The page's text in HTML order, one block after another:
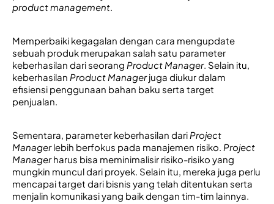
product management.
Memperbaiki kegagalan dengan cara mengupdate
sebuah produk merupakan salah satu parameter
keberhasilan dari seorang Product Manager. Selain itu,
keberhasilan Product Manager juga diukur dalam
efisiensi penggunaan bahan baku serta target
penjualan.
Sementara, parameter keberhasilan dari Project
Manager lebih berfokus pada manajemen risiko. Project
Manager harus bisa meminimalisir risiko-risiko yang
mungkin muncul dari proyek. Selain itu, mereka juga perlu
mencapai target dari bisnis yang telah ditentukan serta
menjalin komunikasi yang baik dengan tim-tim lainnya.